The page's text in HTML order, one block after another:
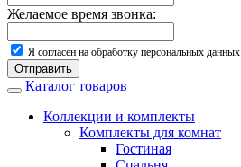
Желаемое время звонка:
Я согласен на обработку персональных данных
Отправить
Каталог товаров
Коллекции и комплекты
Комплекты для комнат
Гостиная